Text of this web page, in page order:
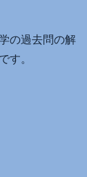
の過去問の解
す。